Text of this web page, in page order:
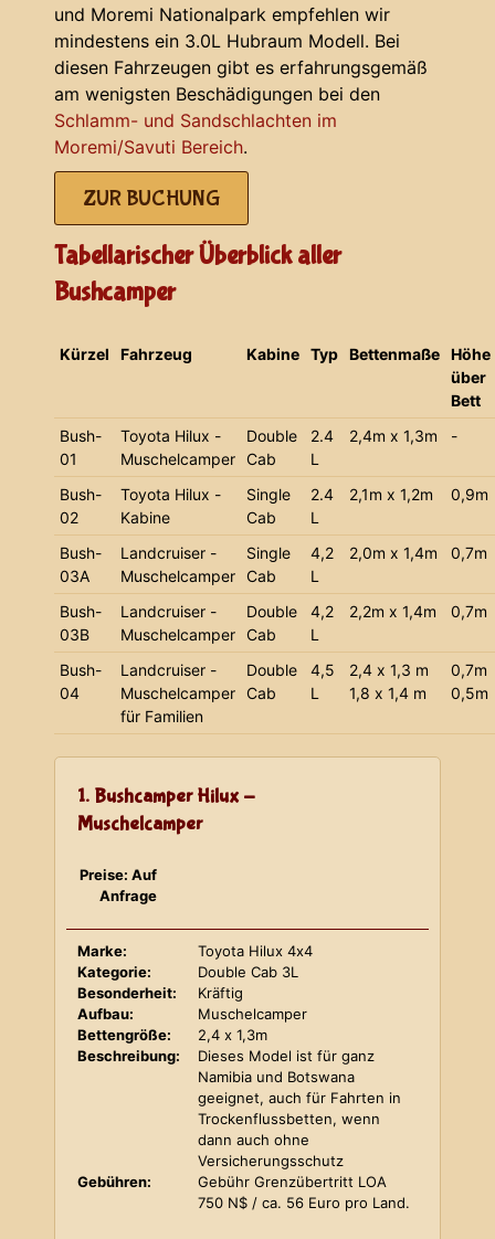
und Moremi Nationalpark empfehlen wir
mindestens ein 3.0L Hubraum Modell. Bei
diesen Fahrzeugen gibt es erfahrungsgemäß
am wenigsten Beschädigungen bei den
Schlamm- und Sandschlachten im
Moremi/Savuti Bereich.
ZUR BUCHUNG
Tabellarischer Überblick aller
Bushcamper
Kürzel Fahrzeug Kabine Typ Bettenmaße Höhe
über
Bett
Bush-
01
Toyota Hilux -
Muschelcamper
Double
Cab
2.4
L
2,4m x 1,3m -
Bush-
02
Toyota Hilux -
Kabine
Single
Cab
2.4
L
2,1m x 1,2m 0,9m
Bush-
03A
Landcruiser -
Muschelcamper
Single
Cab
4,2
L
2,0m x 1,4m 0,7m
Bush-
03B
Landcruiser -
Muschelcamper
Double
Cab
4,2
L
2,2m x 1,4m 0,7m
Bush-
04
Landcruiser -
Muschelcamper
für Familien
Double
Cab
4,5
L
2,4 x 1,3 m
1,8 x 1,4 m
0,7m
0,5m
1. Bushcamper Hilux -
Muschelcamper
Preise: Auf
Anfrage
Marke:
Toyota Hilux 4x4
Kategorie:
Double Cab 3L
Besonderheit:
Kräftig
Aufbau:
Muschelcamper
Bettengröße:
2,4 x 1,3m
Beschreibung:
Dieses Model ist für ganz
Namibia und Botswana
geeignet, auch für Fahrten in
Trockenflussbetten, wenn
dann auch ohne
Versicherungsschutz
Gebühren:
Gebühr Grenzübertritt LOA
750 N$ / ca. 56 Euro pro Land.